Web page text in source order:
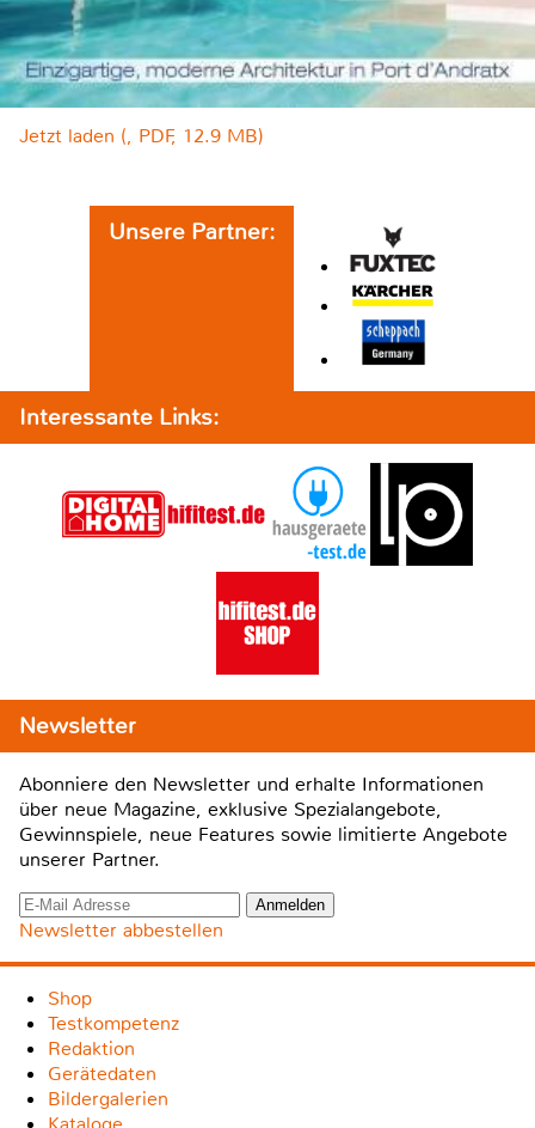
Jetzt laden (, PDF, 12.9 MB)
Unsere Partner:
Interessante Links:
Newsletter
Abonniere den Newsletter und erhalte Informationen
über neue Magazine, exklusive Spezialangebote,
Gewinnspiele, neue Features sowie limitierte Angebote
unserer Partner.
Newsletter abbestellen
Shop
Testkompetenz
Redaktion
Gerätedaten
Bildergalerien